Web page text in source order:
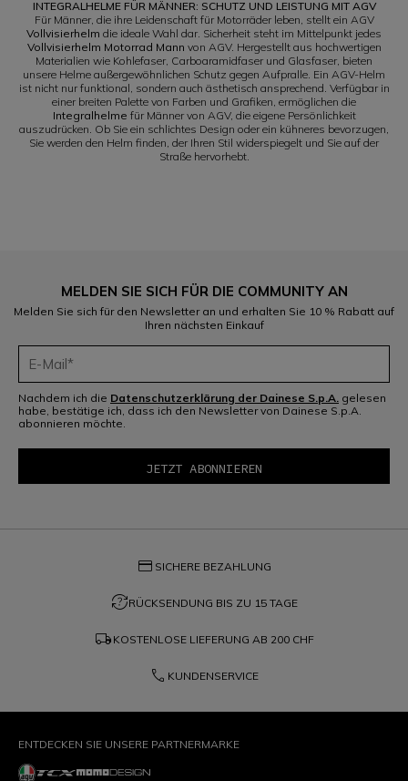
INTEGRALHELME FÜR MÄNNER: SCHUTZ UND LEISTUNG MIT AGV
Für Männer, die ihre Leidenschaft für Motorräder leben, stellt ein AGV
Vollvisierhelm die ideale Wahl dar. Sicherheit steht im Mittelpunkt jedes
Vollvisierhelm Motorrad Mann von AGV. Hergestellt aus hochwertigen
Materialien wie Kohlefaser, Carboaramidfaser und Glasfaser, bieten
unsere Helme außergewöhnlichen Schutz gegen Aufpralle. Ein AGV-Helm
ist nicht nur funktional, sondern auch ästhetisch ansprechend. Verfügbar in
einer breiten Palette von Farben und Grafiken, ermöglichen die
Integralhelme für Männer von AGV, die eigene Persönlichkeit
auszudrücken. Ob Sie ein schlichtes Design oder ein kühneres bevorzugen,
Sie werden den Helm finden, der Ihren Stil widerspiegelt und Sie auf der
Straße hervorhebt.
MELDEN SIE SICH FÜR DIE COMMUNITY AN
Melden Sie sich für den Newsletter an und erhalten Sie 10 % Rabatt auf
Ihren nächsten Einkauf
Nachdem ich die Datenschutzerklärung der Dainese S.p.A. gelesen
habe, bestätige ich, dass ich den Newsletter von Dainese S.p.A.
abonnieren möchte.
credit_card SICHERE BEZAHLUNG
question_exchangeRÜCKSENDUNG BIS ZU 15 TAGE
local_shipping KOSTENLOSE LIEFERUNG AB 200 CHF
phone KUNDENSERVICE
ENTDECKEN SIE UNSERE PARTNERMARKE